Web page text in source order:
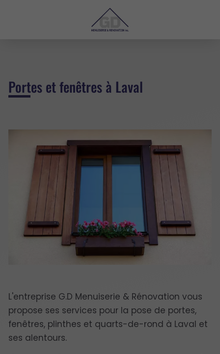
Portes et fenêtres à Laval
L'entreprise G.D Menuiserie & Rénovation vous
propose ses services pour la pose de portes,
fenêtres, plinthes et quarts-de-rond à Laval et
ses alentours.